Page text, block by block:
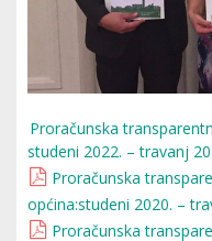
Proračunska
studeni 2022. – travanj
Proračunska
općina:studeni 2020. –
Proračunska